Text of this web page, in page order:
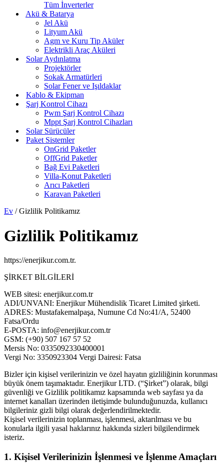
Tüm İnverterler
Akü & Batarya
Jel Akü
Lityum Akü
Agm ve Kuru Tip Aküler
Elektrikli Araç Aküleri
Solar Aydınlatma
Projektörler
Sokak Armatürleri
Solar Fener ve Işıldaklar
Kablo & Ekipman
Şarj Kontrol Cihazı
Pwm Şarj Kontrol Cihazı
Mppt Şarj Kontrol Cihazları
Solar Sürücüler
Paket Sistemler
OnGrid Paketler
OffGrid Paketler
Bağ Evi Paketleri
Villa-Konut Paketleri
Arıcı Paketleri
Karavan Paketleri
Ev / Gizlilik Politikamız
Gizlilik Politikamız
https://enerjikur.com.tr.
ŞİRKET BİLGİLERİ
WEB sitesi: enerjikur.com.tr
ADI/UNVANI: Enerjikur Mühendislik Ticaret Limited şirketi.
ADRES: Mustafakemalpaşa, Numune Cd No:41/A, 52400
Fatsa/Ordu
E-POSTA: info@enerjikur.com.tr
GSM: (+90) 507 167 57 52
Mersis No: 0335092330400001
Vergi No: 3350923304 Vergi Dairesi: Fatsa
Bizler için kişisel verilerinizin ve özel hayatın gizliliğinin korunması
büyük önem taşımaktadır. Enerjikur LTD. (“Şirket”) olarak, bilgi
güvenliği ve Gizlilik politikamız kapsamında web sayfası ya da
internet kanalları üzerinden iletişimde bulunduğunuzda, kullanıcı
bilgileriniz gizli bilgi olarak değerlendirilmektedir.
Kişisel verilerinizin toplanması, işlenmesi, aktarılması ve bu
konularla ilgili yasal haklarınız hakkında sizleri bilgilendirmek
isteriz.
1. Kişisel Verilerinizin İşlenmesi ve İşlenme Amaçları